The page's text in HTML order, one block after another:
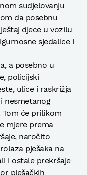
sudjelovanju
da posebnu
djece u vozilu
sjedalice i
a posebno u
policijski
ulice i raskrižja
nesmetanog
Tom će prilikom
mjere prema
naročito
pješaka na
i ostale prekršaje
pješačkih